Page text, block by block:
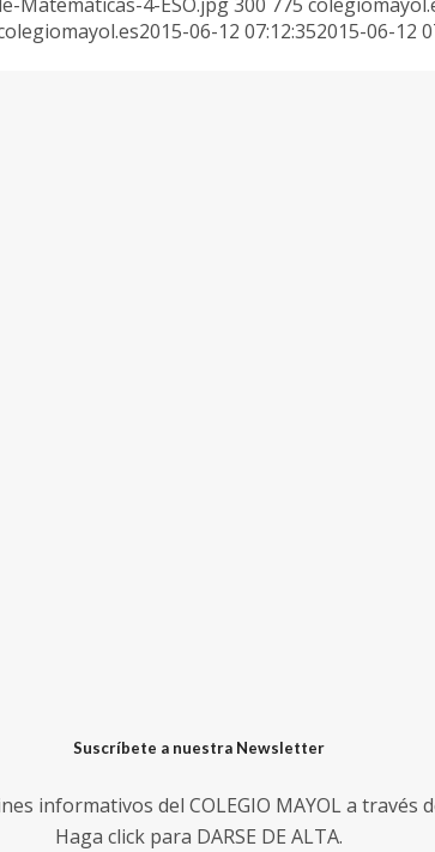
2015-06-12 07:12:352015-06-12
Suscríbete a nuestra Newsletter
informativos del COLEGIO MAYOL a través
Haga click para DARSE DE ALTA.